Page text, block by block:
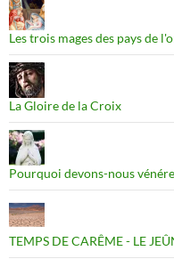
Les trois mages des pays de
La Gloire de la Croix
Pourquoi devons-nous
TEMPS DE CARÊME - LE